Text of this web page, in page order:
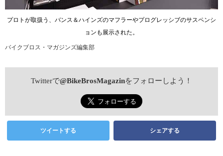
プロトが取扱う、バンス＆ハインズのマフラーやプログレッシブのサスペンシ
ョンも展示された。
バイクブロス・マガジンズ編集部
Twitterで@BikeBrosMagazinをフォローしよう！
ツイートする シェアする